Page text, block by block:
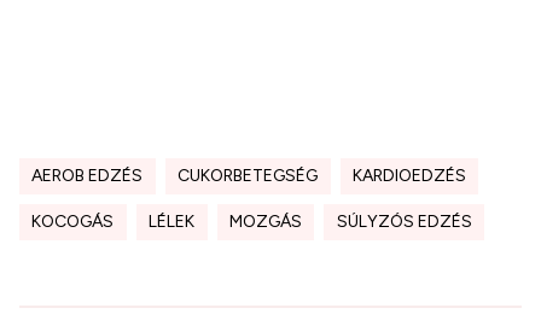
AEROB EDZÉS CUKORBETEGSÉG KARDIOEDZÉS
KOCOGÁS LÉLEK MOZGÁS SÚLYZÓS EDZÉS